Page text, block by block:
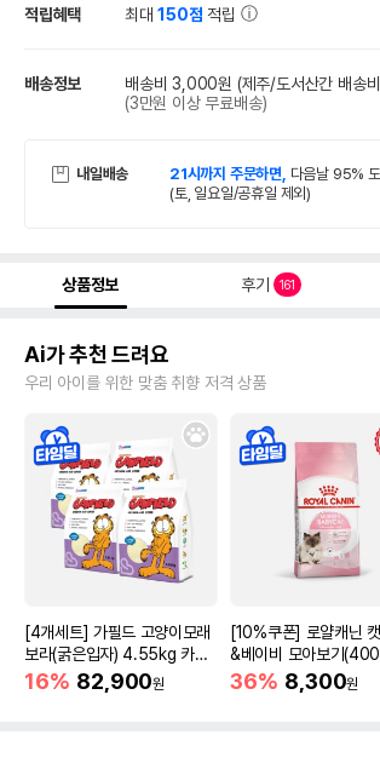
적립혜택 최대150점 적립
배송정보 배송비 3,000원 (제주/도서산간 배송
(3만원 이상 무료배송)
내일배송 21시까지 주문하면, 다음날 95%
(토, 일요일/공휴일 제외)
상품정보 후기 161
Ai가 추천 드려요
우리 아이를 위한 맞춤 취향 저격 상품
[4개세트] 가필드 고양이모래
보라(굵은입자) 4.55kg 카사
바모래
16% 82,900원
[10%쿠폰] 로얄캐닌
&베이비 모아보기
0kg)
36% 8,300원